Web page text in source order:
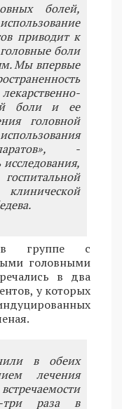
болей,
приводит к
боли
Мы впервые
боли и ее
головной
-
в группе с
головными
в два
у которых
в обеих
лечения
три раза в